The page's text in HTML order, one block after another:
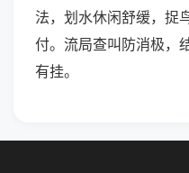
法，划水休闲舒缓，捉
付。流局查叫防消极，
有挂。